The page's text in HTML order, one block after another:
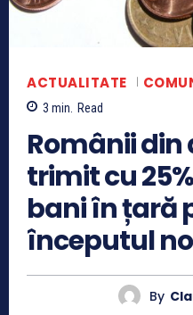
ACTUALITATE
3 min. Read
Românii
trimit cu
bani în țară
începutul
By